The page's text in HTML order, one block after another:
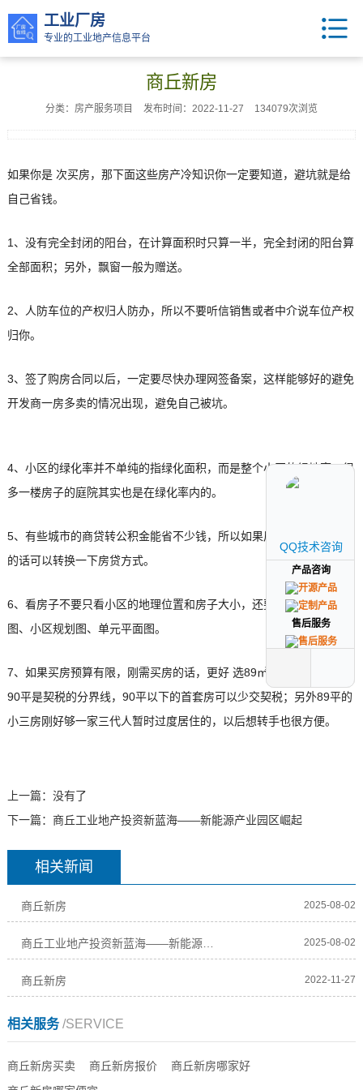
工业厂房
专业的工业地产信息平台
商丘新房
分类：房产服务项目 发布时间：2022-11-27 134079次浏览
如果你是 次买房，那下面这些房产冷知识你一定要知道，避坑就是给
自己省钱。
1、没有完全封闭的阳台，在计算面积时只算一半，完全封闭的阳台算
全部面积；另外，飘窗一般为赠送。
2、人防车位的产权归人防办，所以不要听信销售或者中介说车位产权
归你。
3、签了购房合同以后，一定要尽快办理网签备案，这样能够好的避免
开发商一房多卖的情况出现，避免自己被坑。
4、小区的绿化率并不单纯的指绿化面积，而是整个小区的绿地率，很
多一楼房子的庭院其实也是在绿化率内的。
5、有些城市的商贷转公积金能省不少钱，所以如果后期换工作给交金
的话可以转换一下房贷方式。
6、看房子不要只看小区的地理位置和房子大小，还要看房子的户型
图、小区规划图、单元平面图。
7、如果买房预算有限，刚需买房的话，更好 选89㎡的小三房；因为
90平是契税的分界线，90平以下的首套房可以少交契税；另外89平的
小三房刚好够一家三代人暂时过度居住的，以后想转手也很方便。
上一篇：没有了
下一篇： 商丘工业地产投资新蓝海——新能源产业园区崛起
相关新闻
商丘新房 2025-08-02
商丘工业地产投资新蓝海——新能源产业园区崛起 2025-08-02
商丘新房 2022-11-27
相关服务/SERVICE
商丘新房买卖 商丘新房报价
商丘新房哪家好
QQ技术咨询
产品咨询
售后服务
QQ技术咨询
产品咨询
售后服务